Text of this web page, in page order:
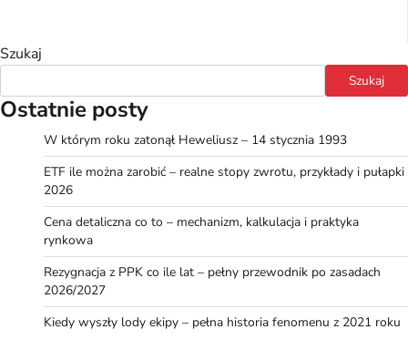
Szukaj
Szukaj
Ostatnie posty
W którym roku zatonął Heweliusz – 14 stycznia 1993
ETF ile można zarobić – realne stopy zwrotu, przykłady i pułapki
2026
Cena detaliczna co to – mechanizm, kalkulacja i praktyka
rynkowa
Rezygnacja z PPK co ile lat – pełny przewodnik po zasadach
2026/2027
Kiedy wyszły lody ekipy – pełna historia fenomenu z 2021 roku